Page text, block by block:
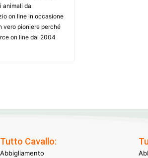
animali da
on line in occasione
vero pioniere perché
on line dal 2004
Tutto Cavallo:
Abbigliamento